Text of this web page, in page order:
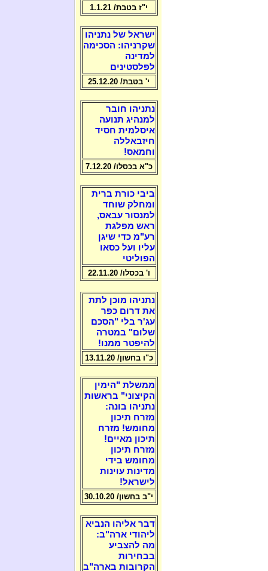
י"ז בטבת/ 1.1.21
ישראל של נתניהו
שקרניהו: הסכימה
למדינה
לפלסטינים
י' בטבת/ 25.12.20
נתניהו חובר
למנהיג תנועה
איסלמית חסיד
חיזבאללה
וחמאס!
כ"א בכסלו/ 7.12.20
ביבי כורת ברית
ומחלק שוחד
למנסור עבאס,
ראש מפלגת
רע"מ כדי שיגן
עליו ועל כסאו
הפוליטי
ו' בכסלו/ 22.11.20
נתניהו מוכן לתת
את דרום כפר
עג'ר בלי "הסכם
שלום" במטרה
להיפטר ממנו!
כ"ו בחשון/ 13.11.20
ממשלת "הימין
הקיצוני" בראשות
נתניהו בונה:
מזרח תיכון
מחומש! מזרח
תיכון מאיים!
מזרח תיכון
מחומש בידי
מדינות עוינות
לישראל!
י"ב בחשון/ 30.10.20
דבר אליהו הנביא
ליהודי ארה"ב:
מה להצביע
בבחירות
הקרובות בארה"ב